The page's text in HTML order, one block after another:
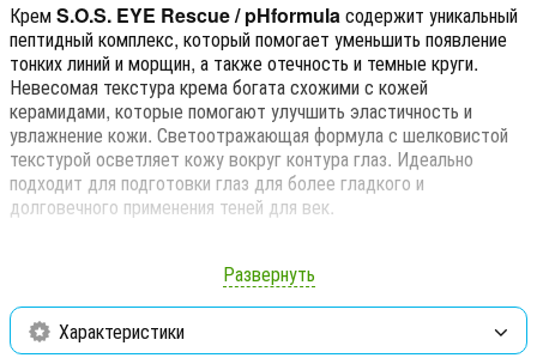
КремS.O.S. EYE Rescue / pHformulaсодержит уникальный
пептидный комплекс, который помогает уменьшить появление
тонких линий и морщин, а также отечность и темные круги.
Невесомая текстура крема богата схожими с кожей
керамидами, которые помогают улучшить эластичность и
увлажнение кожи. Светоотражающая формула с шелковистой
текстурой осветляет кожу вокруг контура глаз. Идеально
подходит для подготовки глаз для более гладкого и
долговечного применения теней для век.
Ключевые ингредиенты:
Пальмитоил трипептид-1 и Palmitoyl Tetrapeptide-7,
Развернуть
Характеристики